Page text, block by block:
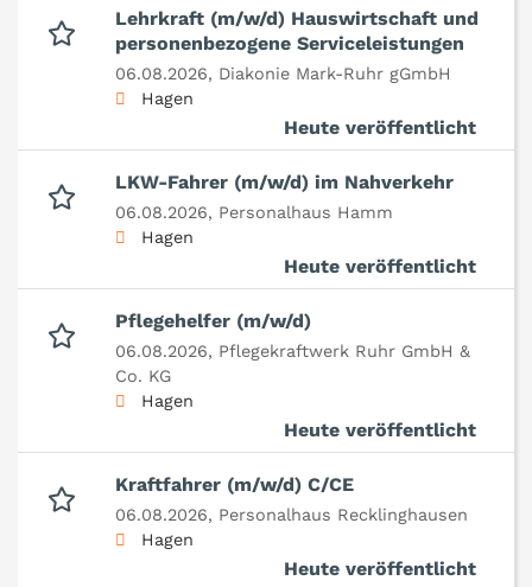
Lehrkraft (m/w/d) Hauswirtschaft und
personenbezogene Serviceleistungen
06.08.2026, Diakonie Mark-Ruhr gGmbH
Hagen
Heute veröffentlicht
LKW-Fahrer (m/w/d) im Nahverkehr
06.08.2026, Personalhaus Hamm
Hagen
Heute veröffentlicht
Pflegehelfer (m/w/d)
06.08.2026, Pflegekraftwerk Ruhr GmbH &
Co. KG
Hagen
Heute veröffentlicht
Kraftfahrer (m/w/d) C/CE
06.08.2026, Personalhaus Recklinghausen
Hagen
Heute veröffentlicht